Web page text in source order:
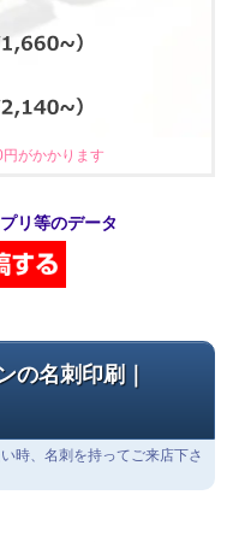
がかかります
リ等のデータ
の名刺印刷｜
時、名刺を持ってご来店下さ